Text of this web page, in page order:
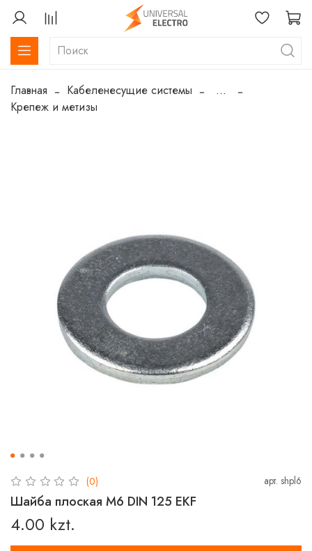
Главная Кабеленесущие системы
...
Крепеж и метизы
(0) арт. shpl6
Шайба плоская M6 DIN 125 EKF
4.00 kzt.